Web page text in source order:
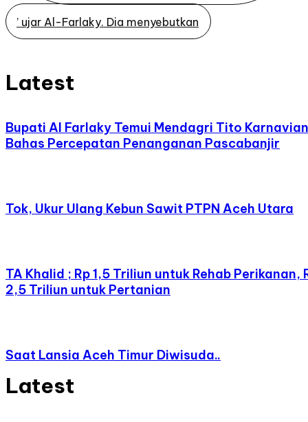
’ ujar Al-Farlaky. Dia menyebutkan
Latest
Bupati Al Farlaky Temui Mendagri Tito Karnavian
Bahas Percepatan Penanganan Pascabanjir
Tok, Ukur Ulang Kebun Sawit PTPN Aceh Utara
TA Khalid ; Rp 1,5 Triliun untuk Rehab Perikanan,
2,5 Triliun untuk Pertanian
Saat Lansia Aceh Timur Diwisuda..
Latest